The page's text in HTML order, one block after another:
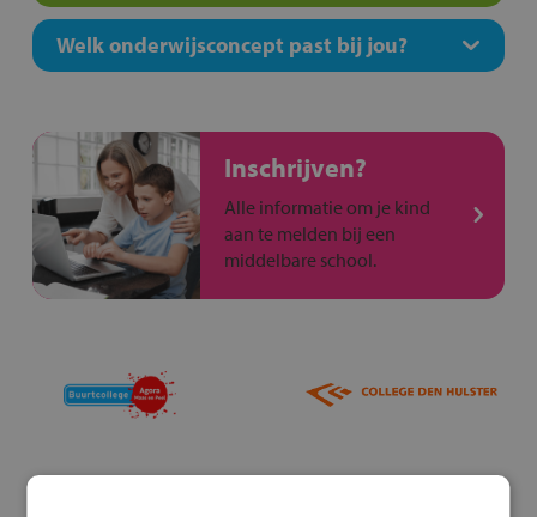
Welk onderwijsconcept past bij jou?
Inschrijven?
Alle informatie om je kind
aan te melden bij een
middelbare school.